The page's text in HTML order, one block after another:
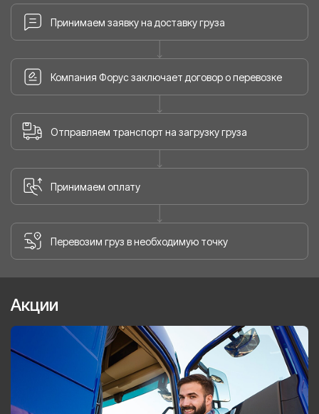
Принимаем заявку на доставку груза
Компания Форус заключает договор о перевозке
Отправляем транспорт на загрузку груза
Принимаем оплату
Перевозим груз в необходимую точку
Акции